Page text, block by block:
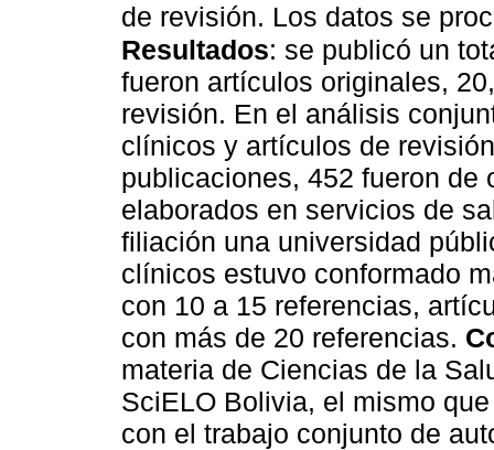
de revisión. Los datos se
Resultados: se publicó un
fueron artículos originales,
revisión. En el análisis
clínicos y artículos de
publicaciones, 452 fueron de
elaborados en servicios de
filiación una universidad
clínicos estuvo conformado
con 10 a 15 referencias,
con más de 20 referencias.
materia de Ciencias de la
SciELO Bolivia, el mismo
con el trabajo conjunto de